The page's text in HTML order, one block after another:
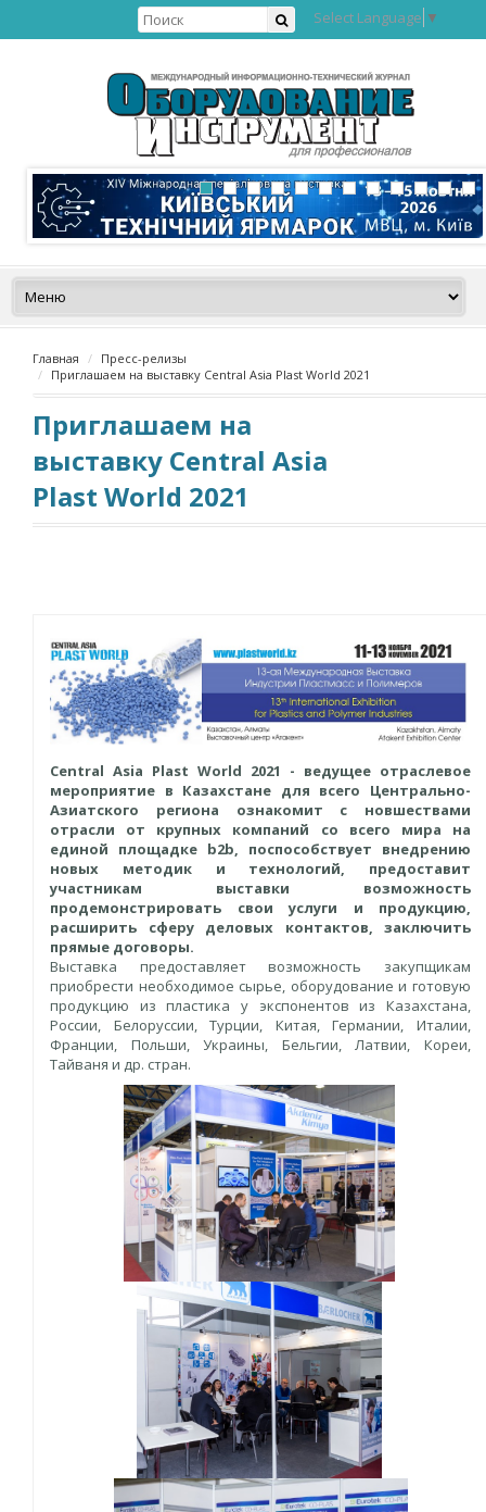
Select Language ▼
Главная
Пресс-релизы
Приглашаем на выставку Central Asia Plast World 2021
Приглашаем на
выставку Central Asia
Plast World 2021
Central Asia Plast World 2021 - ведущее отраслевое
мероприятие в Казахстане для всего Центрально-
Азиатского региона ознакомит с новшествами
отрасли от крупных компаний со всего мира на
единой площадке b2b, поспособствует внедрению
новых методик и технологий, предоставит
участникам выставки возможность
продемонстрировать свои услуги и продукцию,
расширить сферу деловых контактов, заключить
прямые договоры.
Выставка предоставляет возможность закупщикам
приобрести необходимое сырье, оборудование и готовую
продукцию из пластика у экспонентов из Казахстана,
России, Белоруссии, Турции, Китая, Германии, Италии,
Франции, Польши, Украины, Бельгии, Латвии, Кореи,
Тайваня и др. стран.